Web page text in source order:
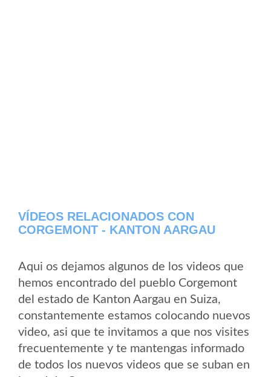
VÍDEOS RELACIONADOS CON
CORGEMONT - KANTON AARGAU
Aqui os dejamos algunos de los videos que
hemos encontrado del pueblo Corgemont
del estado de Kanton Aargau en Suiza,
constantemente estamos colocando nuevos
video, asi que te invitamos a que nos visites
frecuentemente y te mantengas informado
de todos los nuevos videos que se suban en